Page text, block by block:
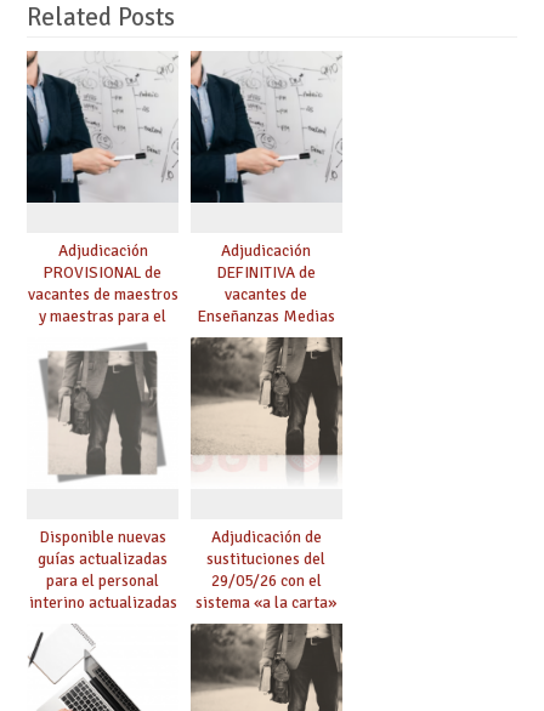
Related Posts
Adjudicación
PROVISIONAL de
vacantes de maestros
y maestras para el
curso 26-27
Adjudicación
DEFINITIVA de
vacantes de
Enseñanzas Medias
para el curso 26-27
Disponible nuevas
guías actualizadas
para el personal
interino actualizadas
para el curso 26/27
Adjudicación de
sustituciones del
29/05/26 con el
sistema «a la carta»
conseguido con el
Acuerdo de Mejoras